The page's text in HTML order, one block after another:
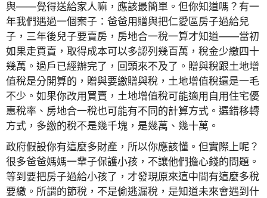
與——覺得送給家人嘛，應該最簡單。但你知道嗎？有一
年我們遇過一個案子：爸爸用贈與把仁愛區房子過給兒
子，三年後兒子要賣房，房地合一稅一算才知道——當初
如果走買賣，取得成本可以多認列幾百萬，稅金少繳四十
幾萬。過戶已經辦完了，回頭來不及了。贈與稅跟土地增
值稅是分開算的，贈與要繳贈與稅，土地增值稅還是一毛
不少。如果你改用買賣，土地增值稅可能適用自用住宅優
惠稅率、房地合一稅也可能有不同的計算方式。選錯移轉
方式，多繳的稅不是幾千塊，是幾萬、幾十萬。
政府假設你有這麼多財產，所以你應該懂。但實際上呢？
很多爸爸媽媽一輩子保護小孩，不讓他們擔心錢的問題。
等到要把房子過給小孩了，才發現原來這中間有這麼多稅
要繳。所謂的節稅，不是偷逃漏稅，是知道未來會遇到什